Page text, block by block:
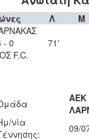
Λ Μ
- 0
F.C.
71'
ΑΕΚ
νία
09/